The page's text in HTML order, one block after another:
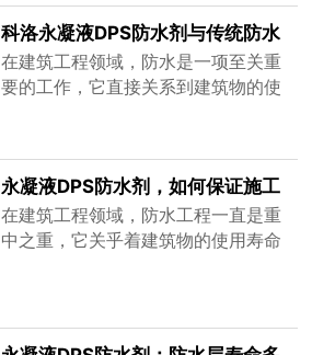
为众多工程的首选，那么，究竟是什
么原因让......
防水处理，选择一款高效、可靠的防
水材料至关重要。科洛永凝液DPS防
水剂，作为一种备受认可的防水解决
方案，凭借其独特的性能和广泛的应
科洛永凝液DPS防水剂与传统防水
材料的区别
在建筑工程领域，防水是一项至关重
要的工作，它直接关系到建筑物的使
料也在持续革新，科洛永凝液DPS防
水剂作为一种新型防水材料，与传统
防水材料相比，展现出了诸多独特优
势和显著区别。成分与原理：本质差
永凝液DPS防水剂，如何保证施工
质量
在建筑工程领域，防水工程一直是重
中之重，它关乎着建筑物的使用寿命
来安全隐患。在众多防水材料中，永